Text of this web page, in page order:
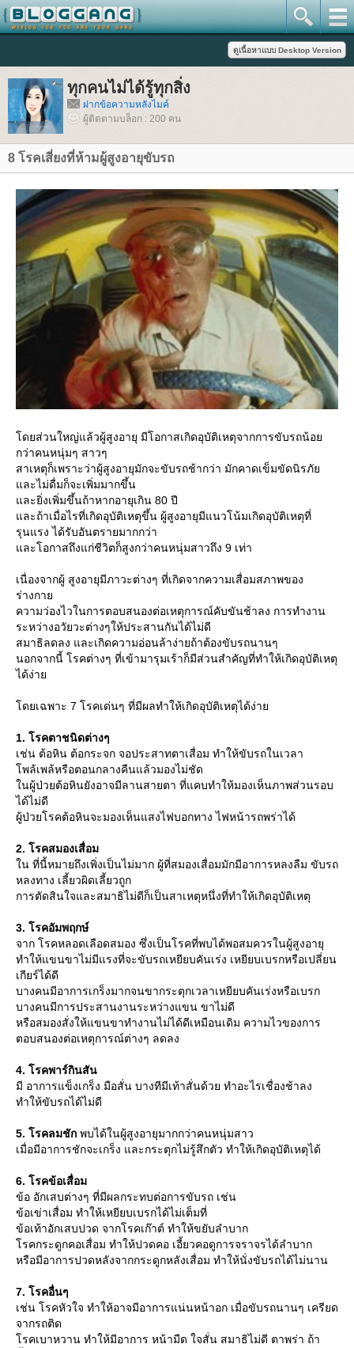
ทุกคนไม่ได้รู้ทุกสิ่ง
ฝากข้อความหลังไมค์
ผู้ติดตามบล็อก : 200 คน
8 โรคเสี่ยงที่ห้ามผู้สูงอายุขับรถ
ดยส่วนใหญ่แล้วผู้สูงอายุ มีโอกาสเกิดอุบัติเหตุจากการขับรถน้อ
กว่าคนหนุ่มๆ สาวๆ
สาเหตุก็เพราะว่าผู้สูงอายุมักจะขับรถช้ากว่า มักคาดเข็มขัดนิรภั
ละไม่ดื่มก็จะเพิ่มมากขึ้น
ละยิ่งเพิ่มขึ้นถ้าหากอายุเกิน 80 ปี
ละถ้าเมื่อไรที่เกิดอุบัติเหตุขึ้น ผู้สูงอายุมีแนวโน้มเกิดอุบัติเหตุที่
รุนแรง ได้รับอันตรายมากกว่า
ละโอกาสถึงแก่ชีวิตก็สูงกว่าคนหนุ่มสาวถึง 9 เท่า
เนื่องจากผู้ สูงอายุมีภาวะต่างๆ ที่เกิดจากความเสื่อมสภาพของ
ร่างกา
ความว่องไวในการตอบสนองต่อเหตุการณ์คับขันช้าลง การทำงาน
ระหว่างอวัยวะต่างๆให้ประสานกันได้ไม่ดี
สมาธิลดลง และเกิดความอ่อนล้าง่ายถ้าต้องขับรถนานๆ
นอกจากนี้ โรคต่างๆ ที่เข้ามารุมเร้าก็มีส่วนสำคัญที่ทำให้เกิดอุบัติเหตุ
ได้ง่า
ดยเฉพาะ 7 โรคเด่นๆ ที่มีผลทำให้เกิดอุบัติเหตุได้ง่า
1. โรคตาชนิดต่างๆ
เช่น ต้อหิน ต้อกระจก จอประสาทตาเสื่อม ทำให้ขับรถในเวลา
พล้เพล้หรือตอนกลางคืนแล้วมองไม่ชัด
นผู้ป่วยต้อหินยังอาจมีลานสายตา ที่แคบทำให้มองเห็นภาพส่วนรอบ
ได้ไม่ดี
ผู้ป่วยโรคต้อหินจะมองเห็นแสงไฟบอกทาง ไฟหน้ารถพร่าได้
2. โรคสมองเสื่อม
น ที่นี้หมายถึงเพิ่งเป็นไม่มาก ผู้ที่สมองเสื่อมมักมีอาการหลงลืม ขับรถ
หลงทาง เลี้ยวผิดเลี้ยวถูก
การตัดสินใจและสมาธิไม่ดีก็เป็นสาเหตุหนึ่งที่ทำให้เกิดอุบัติเหตุ
3. โรคอัมพฤกษ์
จาก โรคหลอดเลือดสมอง ซึ่งเป็นโรคที่พบได้พอสมควรในผู้สูงอายุ
ทำให้แขนขาไม่มีแรงที่จะขับรถเหยียบคันเร่ง เหยียบเบรกหรือเปลี่ยน
เกียร์ได้ดี
บางคนมีอาการเกร็งมากจนขากระตุกเวลาเหยียบคันเร่งหรือเบรก
บางคนมีการประสานงานระหว่างแขน ขาไม่ดี
หรือสมองสั่งให้แขนขาทำงานไม่ได้ดีเหมือนเดิม ความไวของการ
ตอบสนองต่อเหตุการณ์ต่างๆ ลดลง
4. โรคพาร์กินสัน
มี อาการแข็งเกร็ง มือสั่น บางทีมีเท้าสั่นด้วย ทำอะไรเชื่องช้าลง
ทำให้ขับรถได้ไม่ดี
5. โรคลมชัก พบได้ในผู้สูงอายุมากกว่าคนหนุ่มสาว
เมื่อมีอาการชักจะเกร็ง และกระตุกไม่รู้สึกตัว ทำให้เกิดอุบัติเหตุได้
6. โรคข้อเสื่อม
ข้อ อักเสบต่างๆ ที่มีผลกระทบต่อการขับรถ เช่น
ข้อเข่าเสื่อม ทำให้เหยียบเบรกได้ไม่เต็มที่
ข้อเท้าอักเสบปวด จากโรคเก๊าต์ ทำให้ขยับลำบาก
รคกระดูกคอเสื่อม ทำให้ปวดคอ เอี้ยวคอดูการจราจรได้ลำบาก
หรือมีอาการปวดหลังจากกระดูกหลังเสื่อม ทำให้นั่งขับรถได้ไม่นาน
7. โรคอื่นๆ
เช่น โรคหัวใจ ทำให้อาจมีอาการแน่นหน้าอก เมื่อขับรถนานๆ เครียด
จากรถติด
รคเบาหวาน ทำให้มีอาการ หน้ามืด ใจสั่น สมาธิไม่ดี ตาพร่า ถ้า